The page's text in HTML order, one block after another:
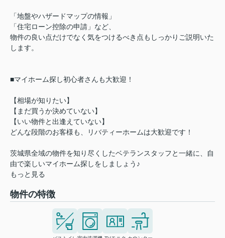
「地盤やハザードマップの情報」
「住宅ローン控除の申請」など、
物件の良い点だけでなく気をつけるべき点もしっかりご説明いた
します。
■マイホーム探し初心者さんも大歓迎！
【相場が知りたい】
【まだ買うか決めていない】
【いい物件と出逢えていない】
どんな段階のお客様も、リバティーホームは大歓迎です！
茨城県全域の物件を知り尽くしたベテランスタッフと一緒に、自
由で楽しいマイホーム探しをしましょう♪
もっと見る
物件の特徴